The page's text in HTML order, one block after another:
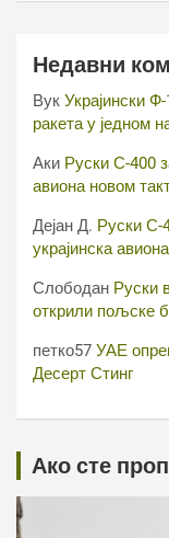
Недавни
Вук Украјински
ракета у једном
Аки Руски С-400
авиона новом
Дејан Д. Руски С-
украјинска
Слободан Руски
открили пољске
петко57 УАЕ
Десерт Стинг
Ако сте